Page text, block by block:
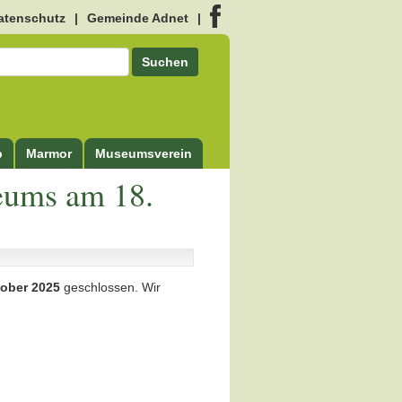
| Gemeinde Adnet |
Suchen
Marmor Museumsverein
am 18.
2025 geschlossen. Wir